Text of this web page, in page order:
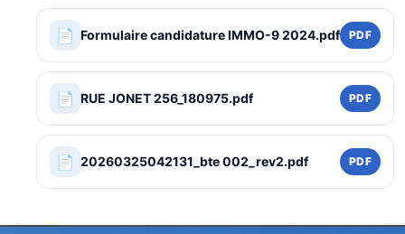
📄 Formulaire candidature IMMO-9 2024.pdf PDF
📄 RUE JONET 256_180975.pdf PDF
📄 20260325042131_bte 002_rev2.pdf PDF